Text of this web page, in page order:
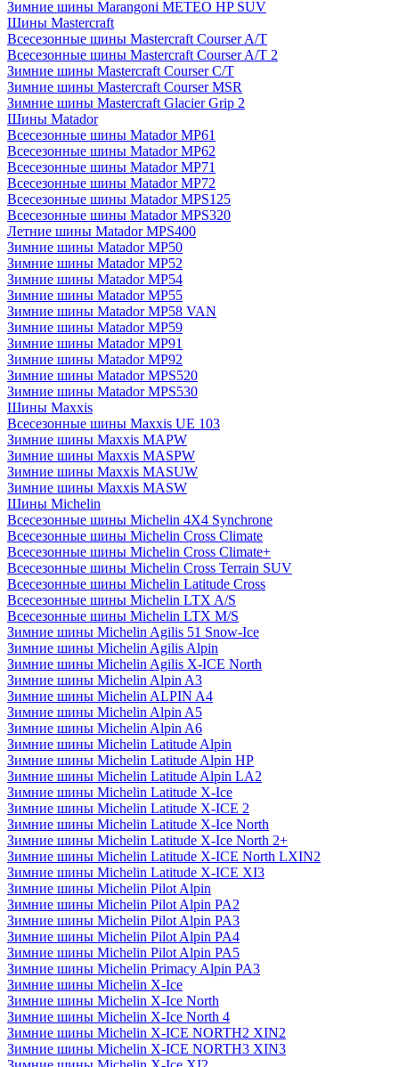
Зимние шины Marangoni METEO HP SUV
Шины Mastercraft
Всесезонные шины Mastercraft Courser A/T
Всесезонные шины Mastercraft Courser A/T 2
Зимние шины Mastercraft Courser C/T
Зимние шины Mastercraft Courser MSR
Зимние шины Mastercraft Glacier Grip 2
Шины Matador
Всесезонные шины Matador MP61
Всесезонные шины Matador MP62
Всесезонные шины Matador MP71
Всесезонные шины Matador MP72
Всесезонные шины Matador MPS125
Всесезонные шины Matador MPS320
Летние шины Matador MPS400
Зимние шины Matador MP50
Зимние шины Matador MP52
Зимние шины Matador MP54
Зимние шины Matador MP55
Зимние шины Matador MP58 VAN
Зимние шины Matador MP59
Зимние шины Matador MP91
Зимние шины Matador MP92
Зимние шины Matador MPS520
Зимние шины Matador MPS530
Шины Maxxis
Всесезонные шины Maxxis UE 103
Зимние шины Maxxis MAPW
Зимние шины Maxxis MASPW
Зимние шины Maxxis MASUW
Зимние шины Maxxis MASW
Шины Michelin
Всесезонные шины Michelin 4X4 Synchrone
Всесезонные шины Michelin Cross Climate
Всесезонные шины Michelin Cross Climate+
Всесезонные шины Michelin Cross Terrain SUV
Всесезонные шины Michelin Latitude Cross
Всесезонные шины Michelin LTX A/S
Всесезонные шины Michelin LTX M/S
Зимние шины Michelin Agilis 51 Snow-Ice
Зимние шины Michelin Agilis Alpin
Зимние шины Michelin Agilis X-ICE North
Зимние шины Michelin Alpin A3
Зимние шины Michelin ALPIN A4
Зимние шины Michelin Alpin A5
Зимние шины Michelin Alpin A6
Зимние шины Michelin Latitude Alpin
Зимние шины Michelin Latitude Alpin HP
Зимние шины Michelin Latitude Alpin LA2
Зимние шины Michelin Latitude X-Ice
Зимние шины Michelin Latitude X-ICE 2
Зимние шины Michelin Latitude X-Ice North
Зимние шины Michelin Latitude X-Ice North 2+
Зимние шины Michelin Latitude X-ICE North LXIN2
Зимние шины Michelin Latitude X-ICE XI3
Зимние шины Michelin Pilot Alpin
Зимние шины Michelin Pilot Alpin PA2
Зимние шины Michelin Pilot Alpin PA3
Зимние шины Michelin Pilot Alpin PA4
Зимние шины Michelin Pilot Alpin PA5
Зимние шины Michelin Primacy Alpin PA3
Зимние шины Michelin X-Ice
Зимние шины Michelin X-Ice North
Зимние шины Michelin X-Ice North 4
Зимние шины Michelin X-ICE NORTH2 XIN2
Зимние шины Michelin X-ICE NORTH3 XIN3